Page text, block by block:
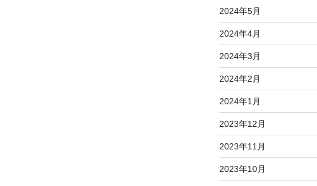
2024年5月
2024年4月
2024年3月
2024年2月
2024年1月
2023年12月
2023年11月
2023年10月